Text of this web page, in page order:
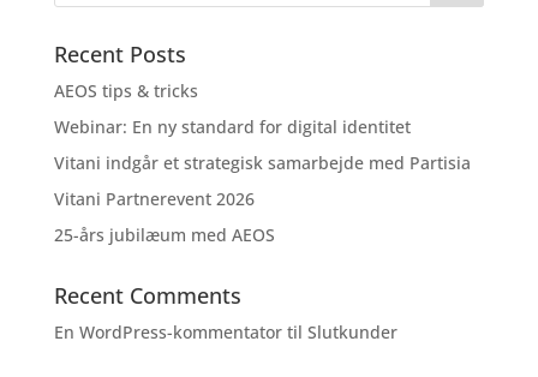
Recent Posts
AEOS tips & tricks
Webinar: En ny standard for digital identitet
Vitani indgår et strategisk samarbejde med Partisia
Vitani Partnerevent 2026
25-års jubilæum med AEOS
Recent Comments
En WordPress-kommentatortil Slutkunder